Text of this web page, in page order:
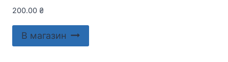
200.00 ₴
В магазин